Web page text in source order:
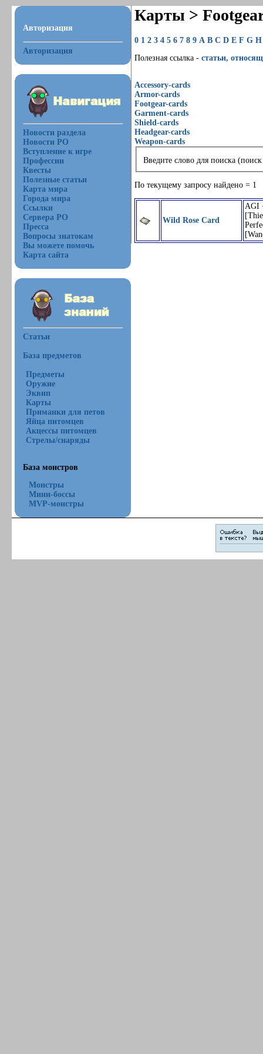
Авторизация
Авторизация
Новости раздела
Новости РО
Вступление к игре
Профессии
Квесты
Полезные статьи
Карта мира
Города мира
Ссылки
Сервера РО
Пресса
Вопросы знатокам
Вы можете помочь
Карта сайта
Статьи
База предметов
Предметы
Оружие
Эквип
Карты
Приманки для петов
Яйца питомцев
Акцессы питомцев
Стрелы/снаряды
База монстров
Монстры
Мини-боссы
MVP-монстры
Карты >
0 1 2 3 4 5 6 7 8 9 A B C D E F G H
Полезная ссылка -статьи,
Accessory-cards
Armor-cards
Footgear-cards
Garment-cards
Shield-cards
Headgear-cards
Weapon-cards
Введите слово для поиска
По текущему запросу найдено = 1
Wild Rose Card
AGI